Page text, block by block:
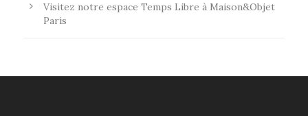
Visitez notre espace Temps Libre à Maison&Objet
Paris